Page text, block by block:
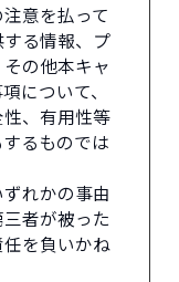
意を払って
る情報、プ
の他本キャ
について、
、有用性等
るものでは
れかの事由
者が被った
を負いかね